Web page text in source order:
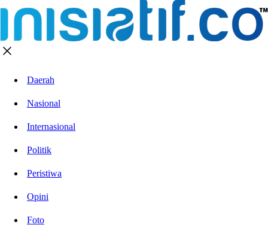
Daerah
Nasional
Internasional
Politik
Peristiwa
Opini
Foto